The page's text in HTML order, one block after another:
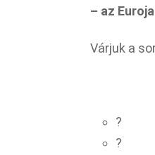
– az
Várjuk a
?
?